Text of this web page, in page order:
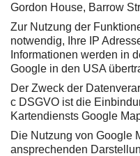
Gordon House, Barrow
Zur Nutzung der
notwendig, Ihre IP
Informationen werden in
Google in den USA
Der Zweck der
c DSGVO ist die
Kartendiensts Google
Die Nutzung von Google
ansprechenden